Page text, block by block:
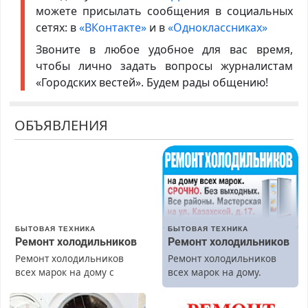
можете присылать сообщения в социальных
сетях: в«ВКонтакте»и в«Одноклассниках»
Звоните в любое удобное для вас время,
чтобы лично задать вопросы журналистам
«Городских вестей». Будем рады общению!
ОБЪЯВЛЕНИЯ
БЫТОВАЯ ТЕХНИКА
Ремонт холодильников
Ремонт холодильников
всех марок на дому с
резины. Качественно.
БЫТОВАЯ ТЕХНИКА
Ремонт холодильников
Ремонт холодильников
всех марок на дому.